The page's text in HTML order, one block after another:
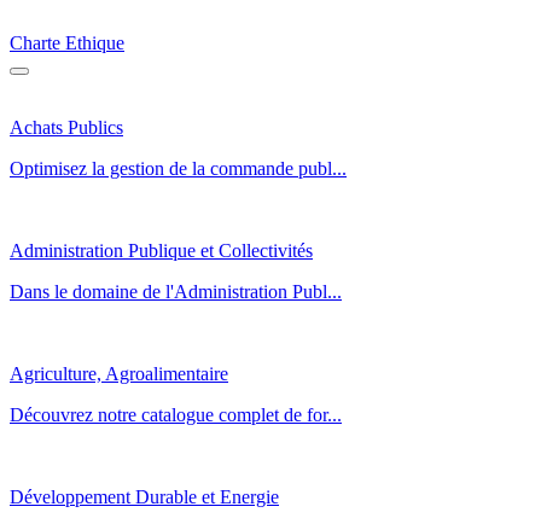
Charte Ethique
Achats Publics
Optimisez la gestion de la commande publ...
Administration Publique et Collectivités
Dans le domaine de l'Administration Publ...
Agriculture, Agroalimentaire
Découvrez notre catalogue complet de for...
Développement Durable et Energie